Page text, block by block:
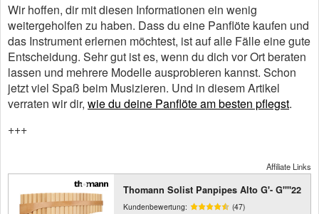
Wir hoffen, dir mit diesen Informationen ein wenig
weitergeholfen zu haben. Dass du eine Panflöte kaufen und
das Instrument erlernen möchtest, ist auf alle Fälle eine gute
Entscheidung. Sehr gut ist es, wenn du dich vor Ort beraten
lassen und mehrere Modelle ausprobieren kannst. Schon
jetzt viel Spaß beim Musizieren. Und in diesem Artikel
verraten wir dir, wie du deine Panflöte am besten pflegst.
+++
Affiliate Links
Thomann Solist Panpipes Alto G'- G""22
Kundenbewertung: (47)